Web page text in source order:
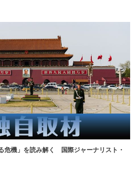
危機」を読み解く 国際ジャーナリスト・